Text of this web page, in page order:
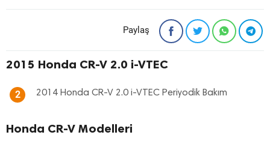
Paylaş
2015 Honda CR-V 2.0 i-VTEC
2 2014 Honda CR-V 2.0 i-VTEC Periyodik Bakım
Honda CR-V Modelleri